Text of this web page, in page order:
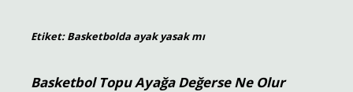
Etiket:Basketbolda ayak yasak mı
Basketbol Topu Ayağa Değerse Ne Olur